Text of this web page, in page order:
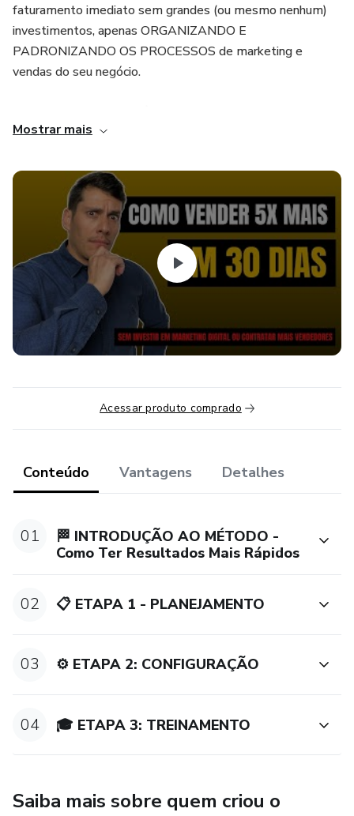
faturamento imediato sem grandes (ou mesmo nenhum)
investimentos, apenas ORGANIZANDO E
PADRONIZANDO OS PROCESSOS de marketing e
vendas do seu negócio.
muitas empresas fecham as portas muito rápido e outras
Você vai compreender porque um vendedor que tem o
mesmo treinamento que os demais, trabalhando na
mesma empresa, consegue vender o triplo dos outros
funcionários.
TUDO O QUE VOCÊ ACHAVA QUE SABIA SOBRE
NEGÓCIOS E VENDAS, TOMARÁ OUTRO RUMO.
Compre se estiver preparado. É um caminho sem volta.
Mostrar mais
Acessar produto comprado
Conteúdo Vantagens Detalhes
01
🏁 INTRODUÇÃO AO MÉTODO -
Como Ter Resultados Mais Rápidos
02 📋 ETAPA 1 - PLANEJAMENTO
03 ⚙️ ETAPA 2: CONFIGURAÇÃO
04 🎓 ETAPA 3: TREINAMENTO
Saiba mais sobre quem criou o